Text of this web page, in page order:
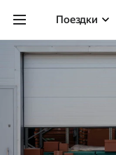
Поездки